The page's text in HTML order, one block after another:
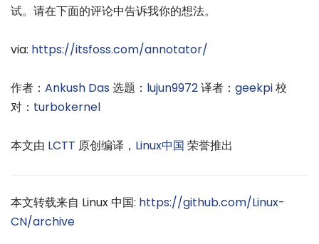
试。请在下面的评论中告诉我你的想法。
via: https://itsfoss.com/annotator/
作者： Ankush Das 选题： lujun9972译者： geekpi校
对： turbokernel
本文由 LCTT 原创编译， Linux中国 荣誉推出
本文转载来自 Linux 中国: https://github.com/Linux-
CN/archive